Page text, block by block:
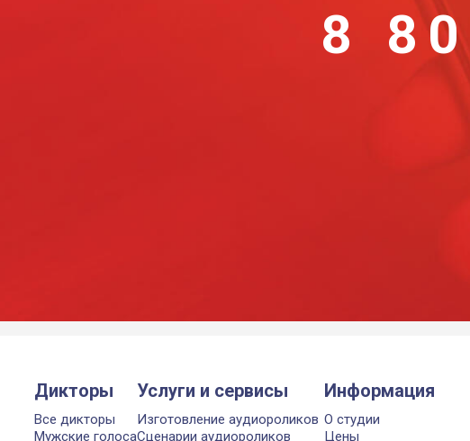
8
Дикторы
Все дикторы
Мужские голоса
Услуги и сервисы
Изготовление аудиороликов
Сценарии аудиороликов
Информация
О студии
Цены